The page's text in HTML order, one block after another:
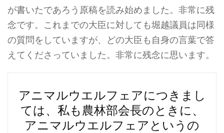
が書いたであろう原稿を読み始めました。非常に残
念です。これまでの大臣に対しても堀越議員は同様
の質問をしていますが、どの大臣も自身の言葉で答
えてくださっていました。非常に残念に思います。
アニマルウエルフェアにつきまし
ては、私も農林部会長のときに、
アニマルウエルフェアというの